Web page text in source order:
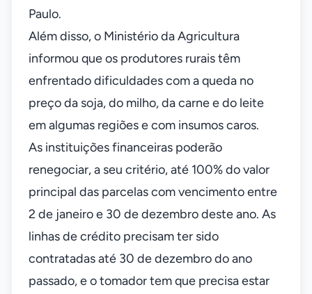
Paulo.
Além disso, o Ministério da Agricultura
informou que os produtores rurais têm
enfrentado dificuldades com a queda no
preço da soja, do milho, da carne e do leite
em algumas regiões e com insumos caros.
As instituições financeiras poderão
renegociar, a seu critério, até 100% do valor
principal das parcelas com vencimento entre
2 de janeiro e 30 de dezembro deste ano. As
linhas de crédito precisam ter sido
contratadas até 30 de dezembro do ano
passado, e o tomador tem que precisa estar